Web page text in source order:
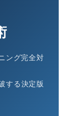
ング完全対
する決定版